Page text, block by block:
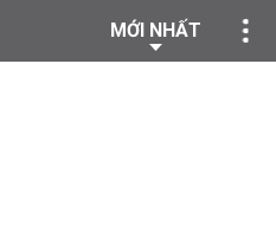
MỚI NHẤT